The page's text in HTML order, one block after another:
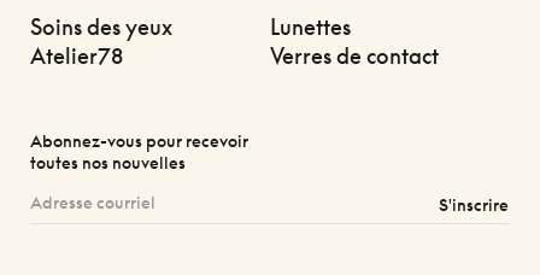
Soins des yeux
Lunettes
Atelier78
Verres de contact
Abonnez-vous pour recevoir
toutes nos nouvelles
S'inscrire